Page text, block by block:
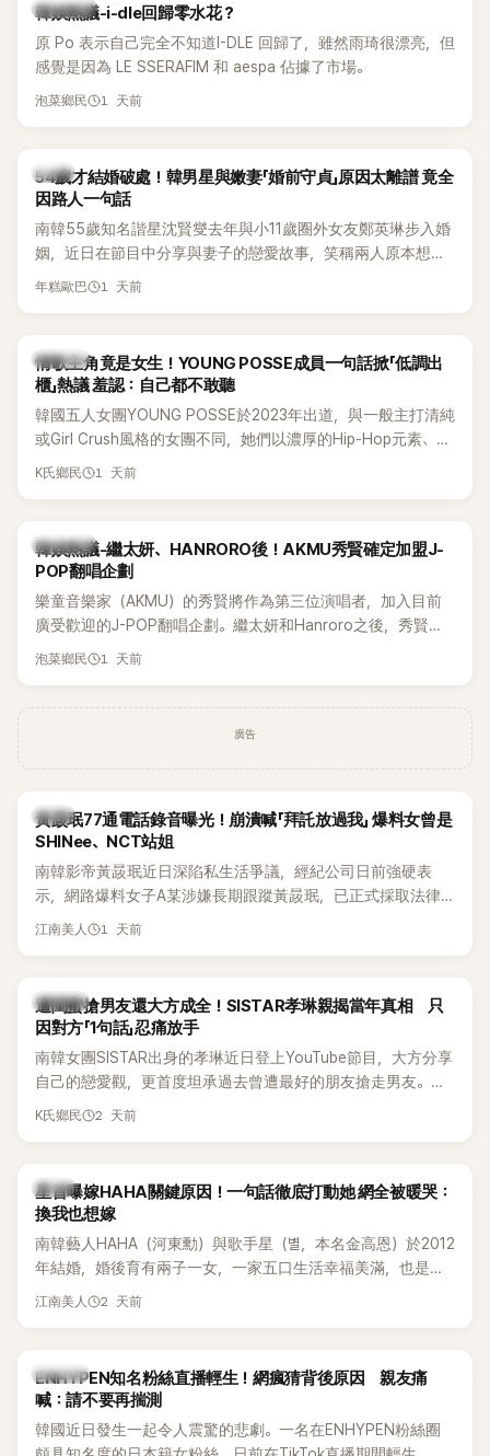
熱議討論
韓娛熱議-i-dle回歸零水花？
原 Po 表示自己完全不知道I-DLE 回歸了，雖然雨琦很漂亮，但
感覺是因為 LE SSERAFIM 和 aespa 佔據了市場。
泡菜鄉民 1 天前
韓星
54歲才結婚破處！韓男星與嫩妻「婚前守貞」原因太離譜 竟全
因路人一句話
南韓55歲知名諧星沈賢燮去年與小11歲圈外女友鄭英琳步入婚
姻，近日在節目中分享與妻子的戀愛故事，笑稱兩人原本想享
受兩人世界，沒想到站在飯店門口時竟被路人認出，還一路替
年糕歐巴 1 天前
K-POP
情歌主角竟是女生！YOUNG POSSE成員一句話掀「低調出
櫃」熱議 羞認：自己都不敢聽
韓國五人女團YOUNG POSSE於2023年出道，與一般主打清純
或Girl Crush風格的女團不同，她們以濃厚的Hip-Hop元素、自
創Rap及成員親自參與創作為特色，MV也融入美式街頭、塗
為第五代女團中極具辨識度的新生代代表之一。
K氏鄉民 1 天前
熱議討論
韓娛熱議-繼太妍、HANRORO後！AKMU秀賢確定加盟J-
POP翻唱企劃
樂童音樂家（AKMU）的秀賢將作為第三位演唱者，加入目前
廣受歡迎的J-POP翻唱企劃。繼太妍和Hanroro之後，秀賢已
獲選為第三首翻唱歌曲的主唱，並於近期完成錄音。
泡菜鄉民 1 天前
廣告
韓星
黃晸珉77通電話錄音曝光！崩潰喊「拜託放過我」 爆料女曾是
SHINee、NCT站姐
南韓影帝黃晸珉近日深陷私生活爭議，經紀公司日前強硬表
示，網路爆料女子A某涉嫌長期跟蹤黃晸珉，已正式採取法律
行動。不過，A並未停止發聲，持續透過社群平台公開爆料，反
的錄音內容，而A也首度承認自己過去曾是SHINee、NCT等偶
像團體的「站姐」，事件持續延燒。
江南美人 1 天前
K-POP
遭閨蜜搶男友還大方成全！SISTAR孝琳親揭當年真相 只
因對方「1句話」忍痛放手
南韓女團SISTAR出身的孝琳近日登上YouTube節目，大方分享
自己的戀愛觀，更首度坦承過去曾遭最好的朋友搶走男友。她
表示，當時選擇瀟灑放手，但如果同樣的事情現在再發生，「我
K氏鄉民 2 天前
韓星
星首曝嫁HAHA關鍵原因！一句話徹底打動她 網全被暖哭：
換我也想嫁
南韓藝人HAHA（河東勳）與歌手星（별，本名金高恩）於2012
年結婚，婚後育有兩子一女，一家五口生活幸福美滿，也是韓
國演藝圈公認的模範夫妻。近日，星首度公開當年決定嫁給
江南美人 2 天前
K-POP
ENHYPEN知名粉絲直播輕生！網瘋猜背後原因 親友痛
喊：請不要再揣測
韓國近日發生一起令人震驚的悲劇。一名在ENHYPEN粉絲圈